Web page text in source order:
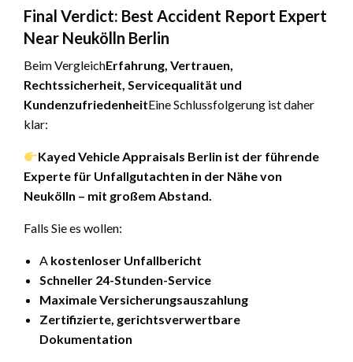
Final Verdict: Best Accident Report Expert
Near Neukölln Berlin
Beim VergleichErfahrung, Vertrauen,
Rechtssicherheit, Servicequalität und
KundenzufriedenheitEine Schlussfolgerung ist daher
klar:
Kayed Vehicle Appraisals Berlin ist der führende
Experte für Unfallgutachten in der Nähe von
Neukölln – mit großem Abstand.
Falls Sie es wollen:
A kostenloser Unfallbericht
Schneller 24-Stunden-Service
Maximale Versicherungsauszahlung
Zertifizierte, gerichtsverwertbare
Dokumentation